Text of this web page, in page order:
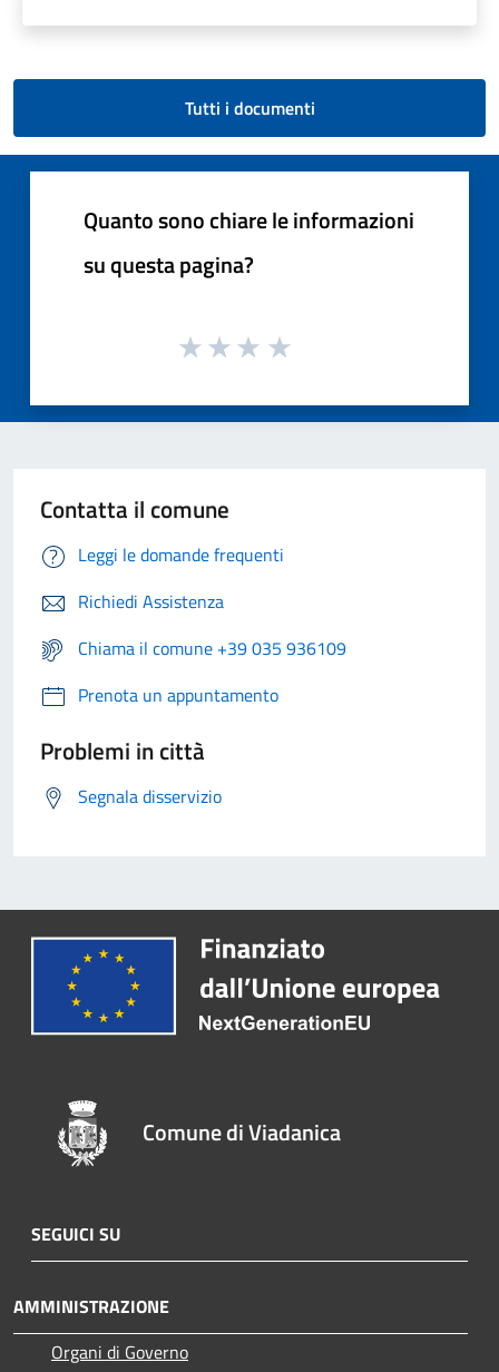
Tutti i documenti
Quanto sono chiare le informazioni
su questa pagina?
Contatta il comune
Leggi le domande frequenti
Richiedi Assistenza
Chiama il comune +39 035 936109
Prenota un appuntamento
Problemi in città
Segnala disservizio
Comune di Viadanica
SEGUICI SU
AMMINISTRAZIONE
Organi di Governo